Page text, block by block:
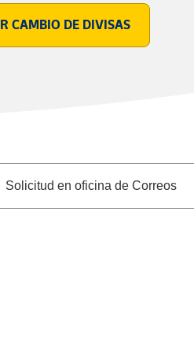
CAMBIO DE DIVISAS
Solicitud en oficina de Correos